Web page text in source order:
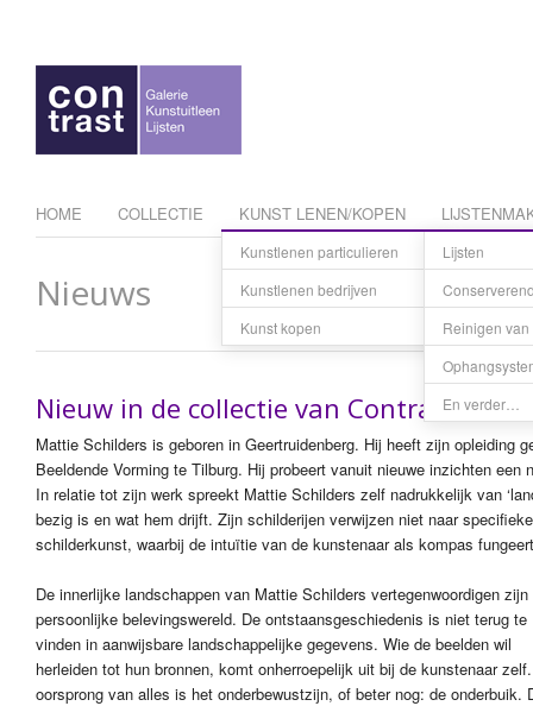
HOME COLLECTIE KUNST LENEN/KOPEN
Kunstlenen particulieren
Tarieven
Kunst
Betaling
Kunstlenen bedrijven
Kunst kopen
Lijsten
Reinigen
En verder…
Nieuws
Nieuw in de collectie van Contrast –
Mattie Schilders is geboren in Geertruidenberg. Hij heeft zijn opleiding
Beeldende Vorming te Tilburg. Hij probeert vanuit nieuwe inzichten
In relatie tot zijn werk spreekt Mattie Schilders zelf nadrukkelijk van
bezig is en wat hem drijft. Zijn schilderijen verwijzen niet naar
schilderkunst, waarbij de intuïtie van de kunstenaar als kompas
De innerlijke landschappen van Mattie Schilders vertegenwoordigen zijn
persoonlijke belevingswereld. De ontstaansgeschiedenis is niet terug te
vinden in aanwijsbare landschappelijke gegevens. Wie de beelden wil
herleiden tot hun bronnen, komt onherroepelijk uit bij de kunstenaar
oorsprong van alles is het onderbewustzijn, of beter nog: de onderbuik.